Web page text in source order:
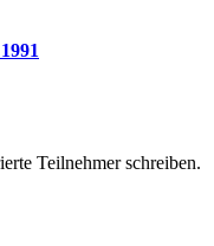
Teilnehmer schreiben.